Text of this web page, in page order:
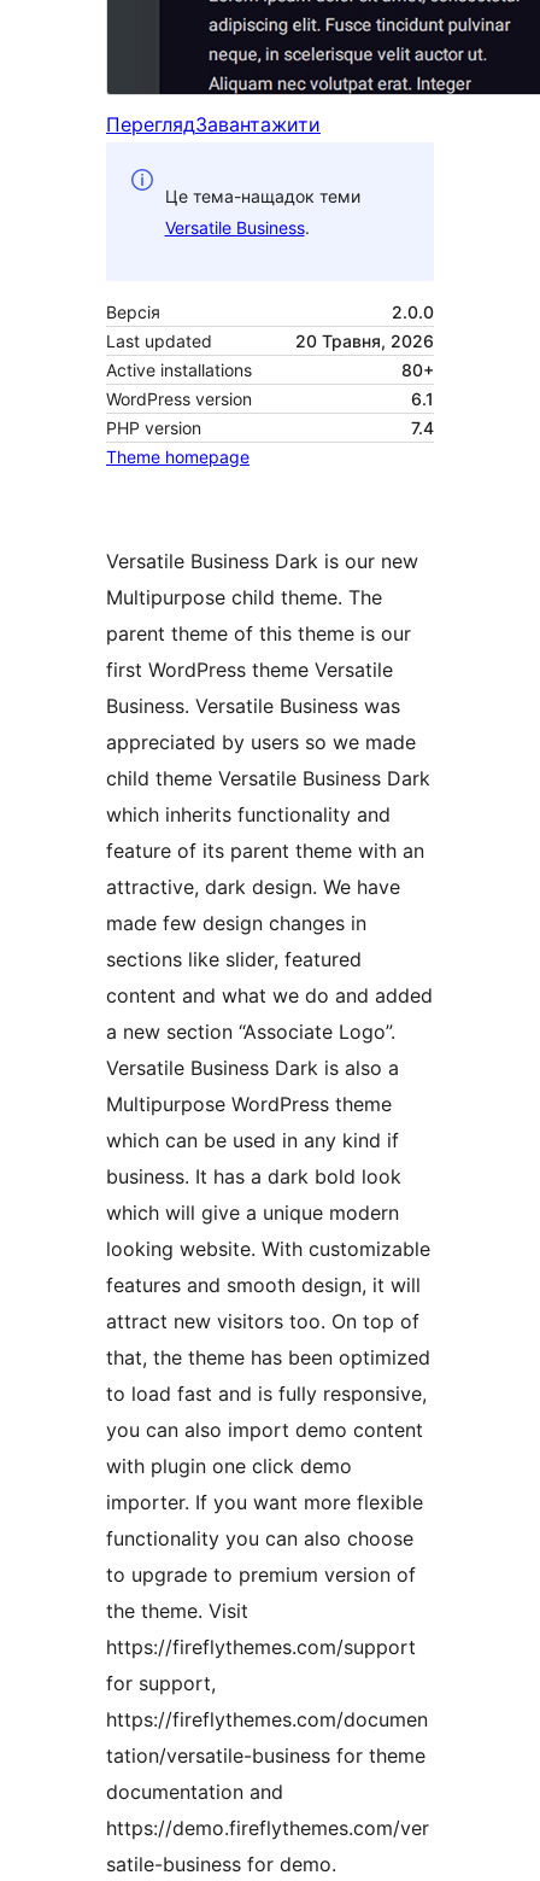
ПереглядЗавантажити
Це тема-нащадок теми
Versatile Business.
Версія
2.0.0
Last updated
20 Травня, 2026
Active installations
80+
WordPress version
6.1
PHP version
7.4
Theme homepage
Versatile Business Dark is our new
Multipurpose child theme. The
parent theme of this theme is our
first WordPress theme Versatile
Business. Versatile Business was
appreciated by users so we made
child theme Versatile Business Dark
which inherits functionality and
feature of its parent theme with an
attractive, dark design. We have
made few design changes in
sections like slider, featured
content and what we do and added
a new section “Associate Logo”.
Versatile Business Dark is also a
Multipurpose WordPress theme
which can be used in any kind if
business. It has a dark bold look
which will give a unique modern
looking website. With customizable
features and smooth design, it will
attract new visitors too. On top of
that, the theme has been optimized
to load fast and is fully responsive,
you can also import demo content
with plugin one click demo
importer. If you want more flexible
functionality you can also choose
to upgrade to premium version of
the theme. Visit
https://fireflythemes.com/support
for support,
https://fireflythemes.com/documen
tation/versatile-business for theme
documentation and
https://demo.fireflythemes.com/ver
satile-business for demo.